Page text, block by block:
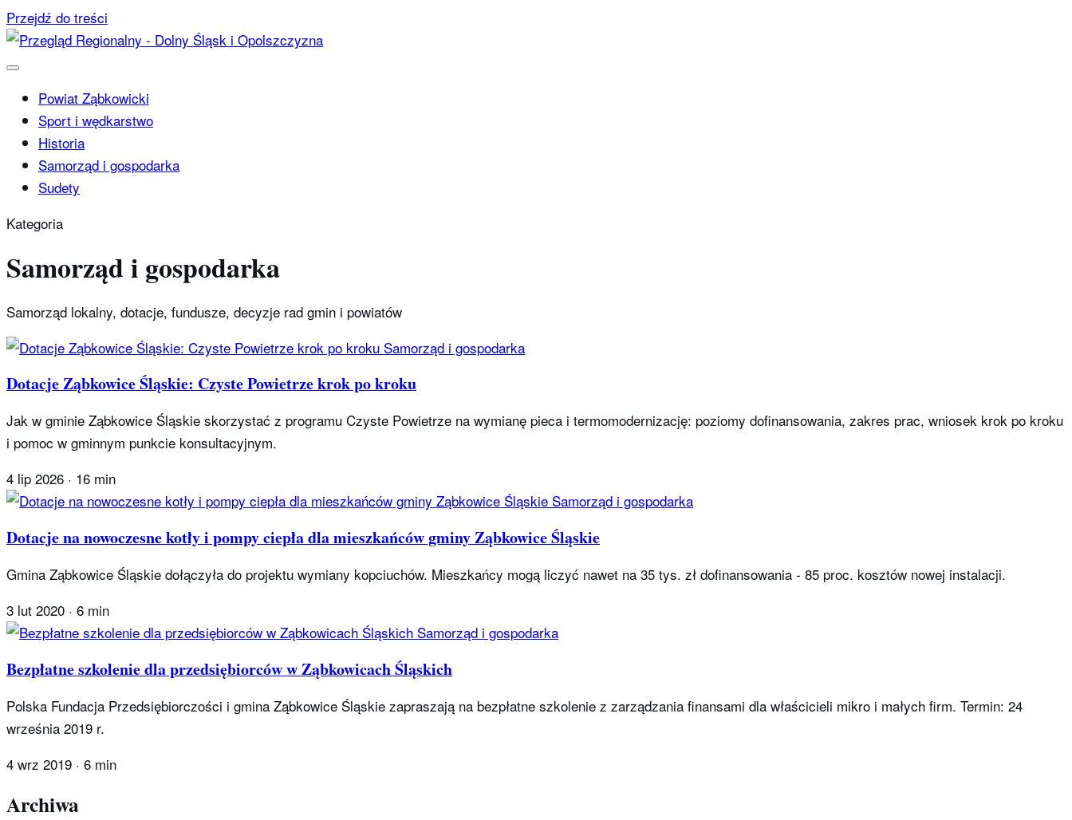
Przejdź do treści
Powiat Ząbkowicki
Sport i wędkarstwo
Historia
Samorząd i gospodarka
Sudety
Kategoria
Samorząd i gospodarka
Samorząd lokalny, dotacje, fundusze, decyzje rad gmin i powiatów
Samorząd i gospodarka
Dotacje Ząbkowice Śląskie: Czyste Powietrze krok po kroku
Jak w gminie Ząbkowice Śląskie skorzystać z programu Czyste Powietrze na wymianę pieca i termomodernizację: poziomy dofinansowania, zakres prac, wniosek krok po kroku
i pomoc w gminnym punkcie konsultacyjnym.
4 lip 2026 · 16 min
Samorząd i gospodarka
Dotacje na nowoczesne kotły i pompy ciepła dla mieszkańców gminy Ząbkowice Śląskie
Gmina Ząbkowice Śląskie dołączyła do projektu wymiany kopciuchów. Mieszkańcy mogą liczyć nawet na 35 tys. zł dofinansowania - 85 proc. kosztów nowej instalacji.
3 lut 2020 · 6 min
Samorząd i gospodarka
Bezpłatne szkolenie dla przedsiębiorców w Ząbkowicach Śląskich
Polska Fundacja Przedsiębiorczości i gmina Ząbkowice Śląskie zapraszają na bezpłatne szkolenie z zarządzania finansami dla właścicieli mikro i małych firm. Termin: 24
września 2019 r.
4 wrz 2019 · 6 min
Archiwa